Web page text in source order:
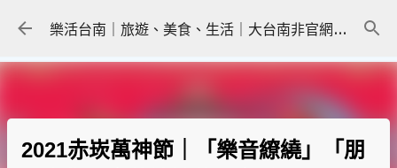
跳到主要內容 樂活台南｜旅遊、美食、生活｜大台南非官網｜tainanlohas.cc
2021赤崁萬神節｜「樂音繚繞」「朋